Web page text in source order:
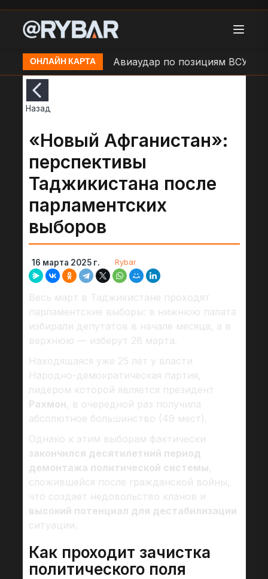
ОНЛАЙН КАРТА
н.п. Сумы Авиаудар по позициям ВСУ в н.п.
Назад
«Новый Афганистан»:
перспективы
Таджикистана после
парламентских
выборов
16 марта 2025 г. Rybar
Весь март в Таджикистане проходят
парламентские выборы: в нижнюю палата
избирали депутатов в начале месяца, а в
верхнюю — изберут 28 марта.
Находящаяся уже 25 лет у власти
Народно-демократическая партия,
лидером которой является президент
Рахмон, в очередной раз получила
абсолютное большинство (49 мест).
Однако к этим выборам фактически
закончился десятилетний период
демонтажа политической системы,
сложившейся после гражданской войны,
что создает недовольство кланов и
высокий потенциал для дестабилизации
ситуации.
Как проходит зачистка
политического поля